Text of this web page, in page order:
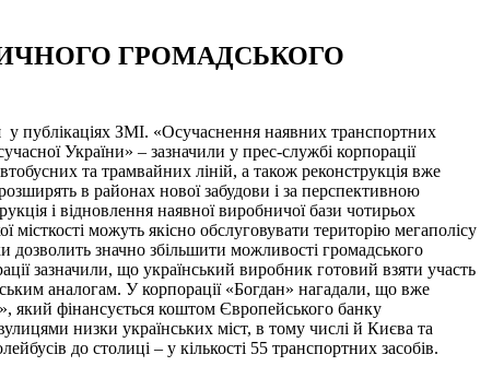
ГРОМАДСЬКОГО
у публікаціях ЗМІ. «Осучаснення наявних транспортних
України» – зазначили у прес-службі корпорації
та трамвайних ліній, а також реконструкція вже
в районах нової забудови і за перспективною
і відновлення наявної виробничої бази чотирьох
можуть якісно обслуговувати територію мегаполісу
дозволить значно збільшити можливості громадського
зазначили, що український виробник готовий взяти участь
аналогам. У корпорації «Богдан» нагадали, що вже
який фінансується коштом Європейського банку
низки українських міст, в тому числі й Києва та
до столиці – у кількості 55 транспортних засобів.